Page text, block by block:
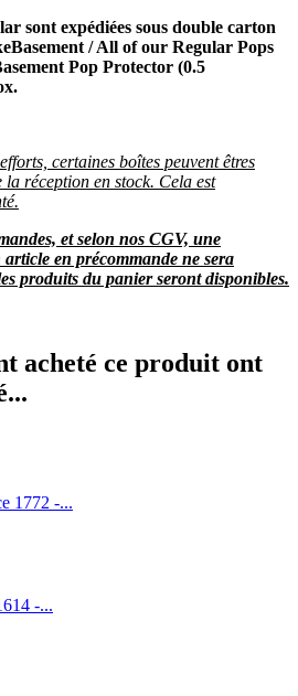
sont expédiées sous double carton
/ All of our Regular Pops
Pop Protector (0.5
certaines boîtes peuvent êtres
la réception en stock. Cela est
et selon nos CGV, une
en précommande ne sera
produits du panier seront disponibles.
acheté ce produit ont
1772 -...
-...